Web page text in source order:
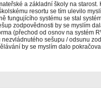
a základní školy na starost.
resortu se tím ulevilo
fungujícího systému se stal
zodpovědnosti by se myslím
(přechod od osnov na systém
nezvládnutého sešupu / odsunu
by se myslím dalo